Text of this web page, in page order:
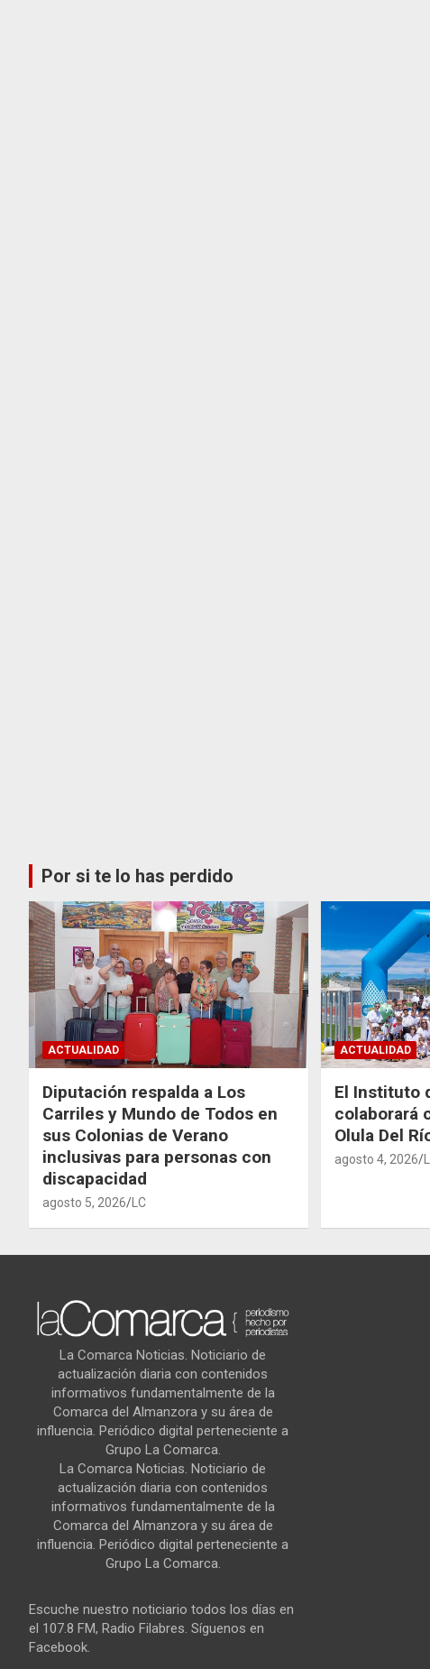
Por si te lo has perdido
ACTUALIDAD
Diputación respalda a Los
Carriles y Mundo de Todos en
sus Colonias de Verano
inclusivas para personas con
discapacidad
agosto 5, 2026 LC
ACTUALIDAD
El Instituto
colaborará
Olula Del
agosto 4, 2026
La Comarca Noticias. Noticiario de
actualización diaria con contenidos
informativos fundamentalmente de la
Comarca del Almanzora y su área de
influencia. Periódico digital perteneciente a
Grupo La Comarca.
La Comarca Noticias. Noticiario de
actualización diaria con contenidos
informativos fundamentalmente de la
Comarca del Almanzora y su área de
influencia. Periódico digital perteneciente a
Grupo La Comarca.
Escuche nuestro noticiario todos los días en
el 107.8 FM, Radio Filabres. Síguenos en
Facebook.